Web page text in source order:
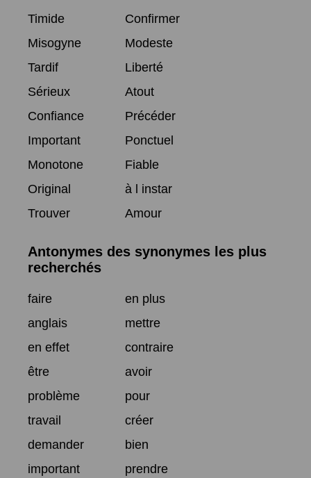
Timide
Confirmer
Misogyne
Modeste
Tardif
Liberté
Sérieux
Atout
Confiance
Précéder
Important
Ponctuel
Monotone
Fiable
Original
à l instar
Trouver
Amour
Antonymes des synonymes les plus
recherchés
faire
en plus
anglais
mettre
en effet
contraire
être
avoir
problème
pour
travail
créer
demander
bien
important
prendre